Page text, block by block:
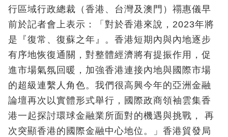
行區域行政總裁（香港、台灣及澳門）禤惠儀早
前於記者會上表示：「對於香港來說，2023年將
是『復常、復蘇之年』。香港短期內與內地逐步
有序地恢復通關，對整體經濟將有提振作用，促
進市場氣氛回暖，加強香港連接內地與國際市場
的超級連繫人角色。我們很高興今年的亞洲金融
論壇再次以實體形式舉行，國際政商領袖雲集香
港一起探討環球金融業所面對的機遇與挑戰， 再
次突顯香港的國際金融中心地位。」香港貿發局